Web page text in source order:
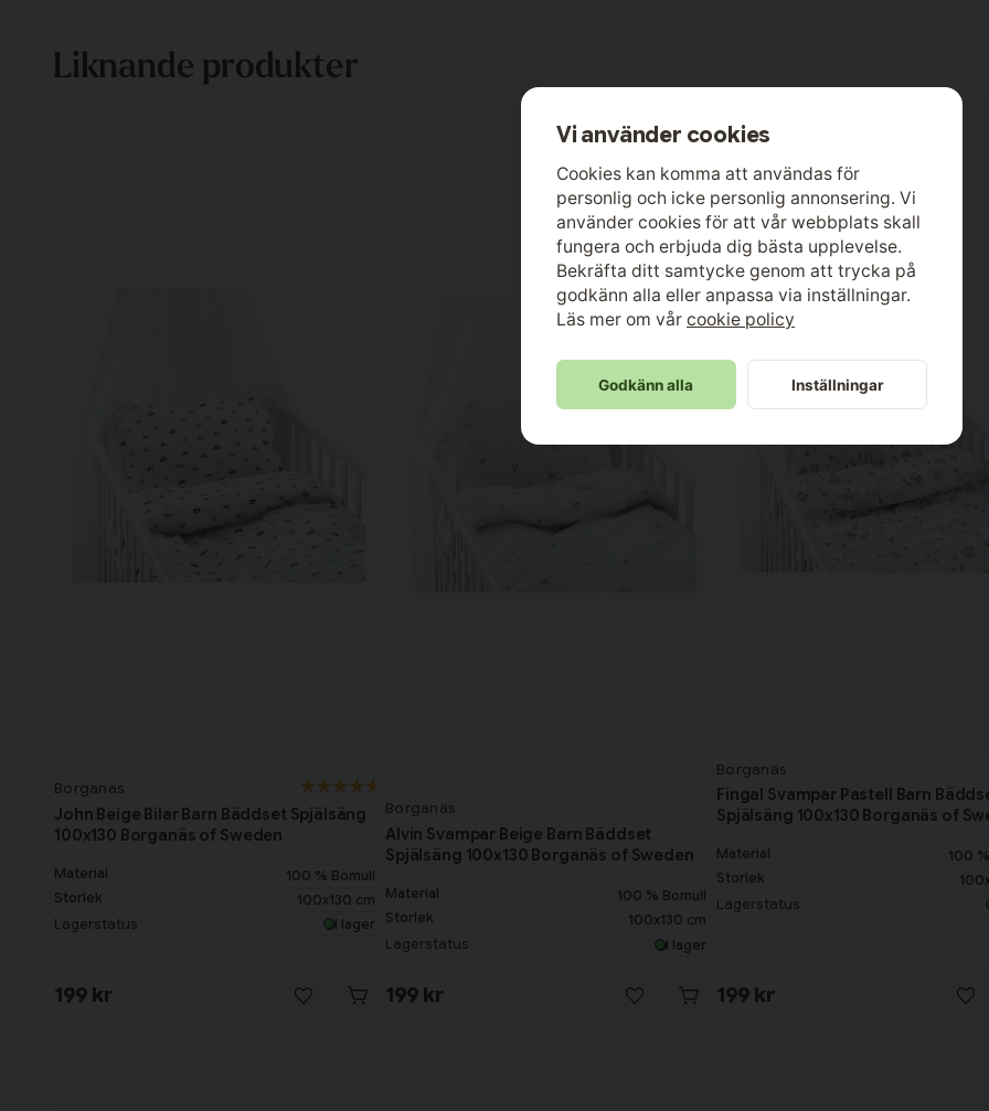
Liknande produkter
Borganäs
John Beige Bilar Barn Bäddset Spjälsäng
100x130 Borganäs of Sweden
Material
100 % Bomull
Storlek
100x130 cm
Lagerstatus I lager
199 kr
Borganäs
Alvin Svampar Beige Barn Bäddset
Spjälsäng 100x130 Borganäs of Sweden
Material
100 % Bomull
Storlek
100x130 cm
Lagerstatus I lager
199 kr
Borganäs
Fingal Svampar Pastell Barn
Spjälsäng 100x130 Borganäs of
Material
100
Storlek
Lagerstatus
199 kr
Vi använder cookies
Cookies kan komma att användas för
personlig och icke personlig annonsering. Vi
använder cookies för att vår webbplats skall
fungera och erbjuda dig bästa upplevelse.
Bekräfta ditt samtycke genom att trycka på
godkänn alla eller anpassa via inställningar.
Läs mer om vår cookie policy
Godkänn alla Inställningar